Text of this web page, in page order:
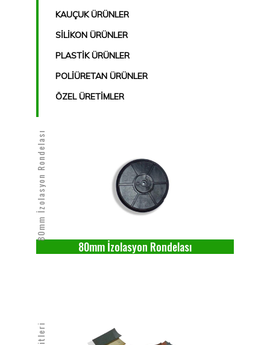
KAUÇUK ÜRÜNLER
SİLİKON ÜRÜNLER
PLASTİK ÜRÜNLER
POLİÜRETAN ÜRÜNLER
ÖZEL ÜRETİMLER
80mm İzolasyon Rondelası
80mm İzolasyon Rondelası